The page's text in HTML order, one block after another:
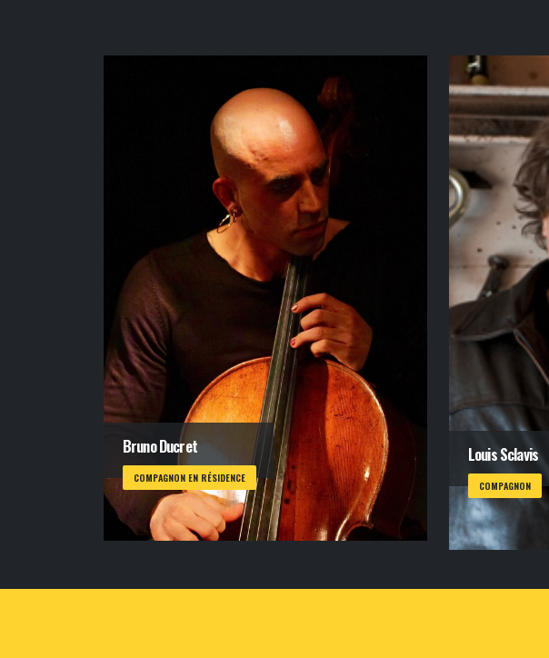
Bruno Ducret
COMPAGNON EN RÉSIDENCE
Louis Sclavis
COMPAGNON